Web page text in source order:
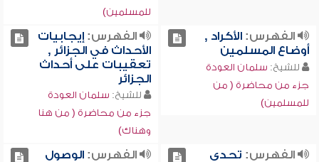
للمسلمين)
الفهرس:الأكراد ,
أوضاع المسلمين
للشيخ: سلمان العودة
جزء من محاضرة ( من
للمسلمين)
الفهرس:إيجابيات
الأحداث في الجزائر ,
تعقيبات على أحداث
الجزائر
للشيخ: سلمان العودة
جزء من محاضرة ( من هنا
وهناك)
الفهرس: تحدي
الفهرس:الوصول